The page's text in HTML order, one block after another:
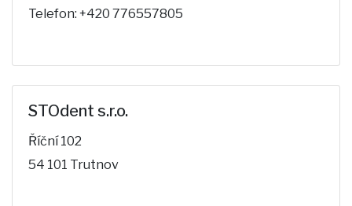
Telefon: +420 776557805
STOdent s.r.o.
Říční 102
54 101 Trutnov